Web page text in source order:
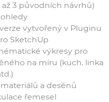
3 původních návrhů)
vytvořený v Pluginu
SketchUp
výkresy pro
na míru (kuch. linka
a desénů
řemesel